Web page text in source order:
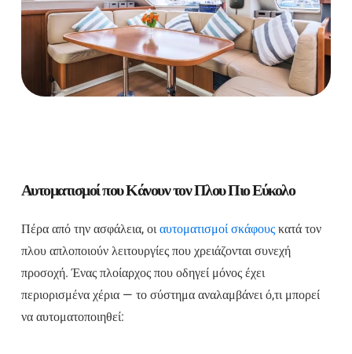
Αυτοματισμοί που Κάνουν τον Πλου Πιο Εύκολο
Πέρα από την ασφάλεια, οι αυτοματισμοί σκάφουςκατά τον
πλου απλοποιούν λειτουργίες που χρειάζονται συνεχή
προσοχή. Ένας πλοίαρχος που οδηγεί μόνος έχει
περιορισμένα χέρια — το σύστημα αναλαμβάνει ό,τι μπορεί
να αυτοματοποιηθεί: